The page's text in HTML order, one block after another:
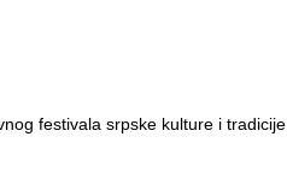
festivala srpske kulture i tradicije.